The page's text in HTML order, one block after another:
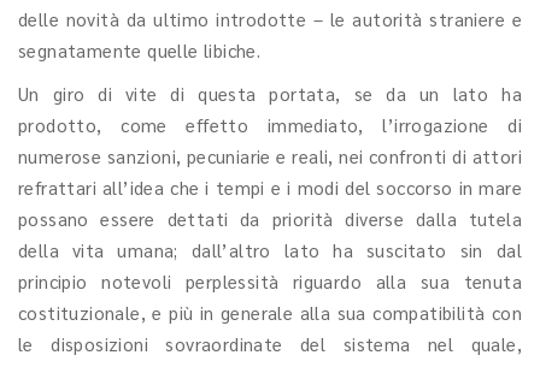
delle novità da ultimo introdotte – le autorità straniere e
segnatamente quelle libiche.
Un giro di vite di questa portata, se da un lato ha
prodotto, come effetto immediato, l’irrogazione di
numerose sanzioni, pecuniarie e reali, nei confronti di attori
refrattari all’idea che i tempi e i modi del soccorso in mare
possano essere dettati da priorità diverse dalla tutela
della vita umana; dall’altro lato ha suscitato sin dal
principio notevoli perplessità riguardo alla sua tenuta
costituzionale, e più in generale alla sua compatibilità con
le disposizioni sovraordinate del sistema nel quale,